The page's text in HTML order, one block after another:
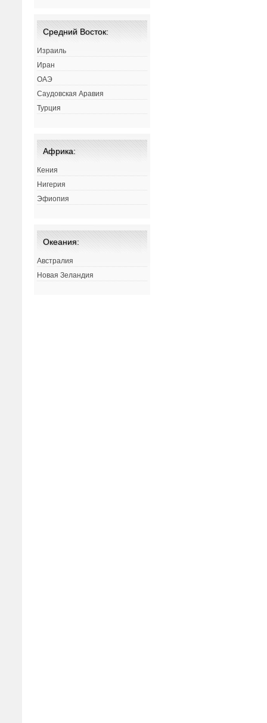
Средний Восток:
Израиль
Иран
ОАЭ
Саудовская Аравия
Турция
Африка:
Кения
Нигерия
Эфиопия
Океания:
Австралия
Новая Зеландия